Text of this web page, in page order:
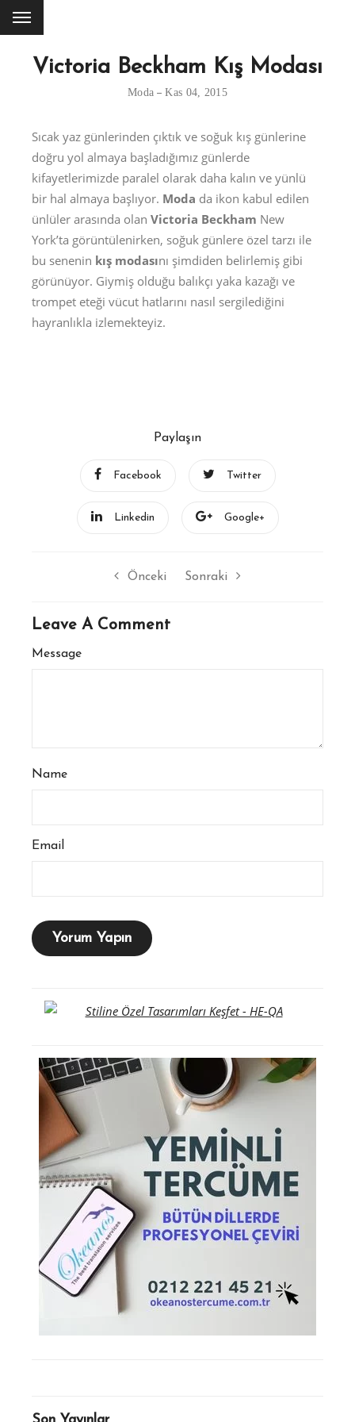
Victoria Beckham Kış Modası
Moda Kas 04, 2015
Sıcak yaz günlerinden çıktık ve soğuk kış günlerine
doğru yol almaya başladığımız günlerde
kifayetlerimizde paralel olarak daha kalın ve yünlü
bir hal almaya başlıyor. Moda da ikon kabul edilen
ünlüler arasında olan Victoria Beckham New
York’ta görüntülenirken, soğuk günlere özel tarzı ile
bu senenin kış modasını şimdiden belirlemiş gibi
görünüyor. Giymiş olduğu balıkçı yaka kazağı ve
trompet eteği vücut hatlarını nasıl sergilediğini
hayranlıkla izlemekteyiz.
Paylaşın
Facebook Twitter
Linkedin Google+
Önceki Sonraki
Leave A Comment
Message
Name
Email